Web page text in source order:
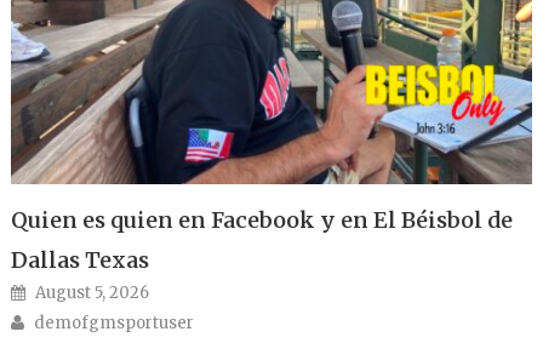
Quien es quien en Facebook y en El Béisbol de
Dallas Texas
Posted on
August 5, 2026
Author
demofgmsportuser